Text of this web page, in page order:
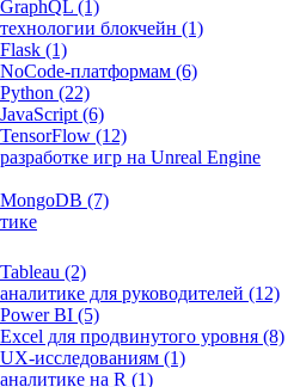
(1)
блокчейн (1)
(1)
(6)
(22)
(6)
(12)
игр на Unreal Engine
(7)
(2)
для руководителей (12)
BI (5)
для продвинутого уровня (8)
(1)
на R (1)